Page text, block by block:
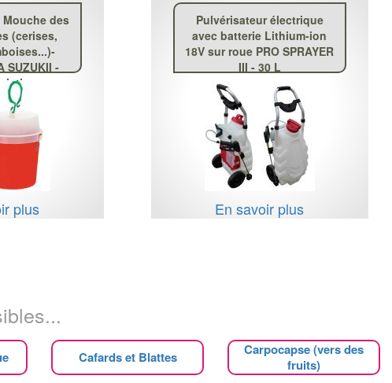
Mouche des
(cerises,
SUZUKII -
plus
Pulvérisateur électrique
avec batterie Lithium-ion
18V sur roue PRO SPRAYER
III - 30 L
En savoir plus
Cafards et Blattes
Carpocapse (vers des
fruits)